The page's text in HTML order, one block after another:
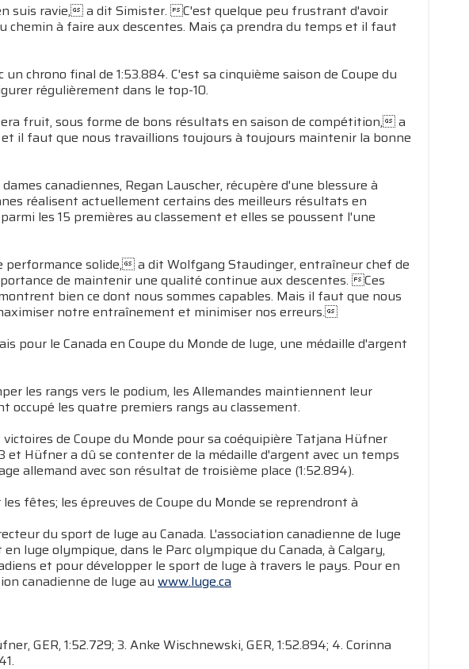
ravie, a dit Simister. C'est quelque peu frustrant d'avoir
à faire aux descentes. Mais ça prendra du temps et il faut
chrono final de 1:53.884. C'est sa cinquième saison de Coupe du
régulièrement dans le top-10.
fruit, sous forme de bons résultats en saison de compétition, a
il faut que nous travaillions toujours à toujours maintenir la bonne
canadiennes, Regan Lauscher, récupère d'une blessure à
réalisent actuellement certains des meilleurs résultats en
les 15 premières au classement et elles se poussent l'une
solide, a dit Wolfgang Staudinger, entraîneur chef de
de maintenir une qualité continue aux descentes. Ces
bien ce dont nous sommes capables. Mais il faut que nous
notre entraînement et minimiser nos erreurs.
pour le Canada en Coupe du Monde de luge, une médaille d'argent
les rangs vers le podium, les Allemandes maintiennent leur
occupé les quatre premiers rangs au classement.
de Coupe du Monde pour sa coéquipière Tatjana Hüfner
et Hüfner a dû se contenter de la médaille d'argent avec un temps
allemand avec son résultat de troisième place (1:52.894).
fêtes; les épreuves de Coupe du Monde se reprendront à
du sport de luge au Canada. L'association canadienne de luge
luge olympique, dans le Parc olympique du Canada, à Calgary,
et pour développer le sport de luge à travers le pays. Pour en
canadienne de luge au www.luge.ca
GER, 1:52.729; 3. Anke Wischnewski, GER, 1:52.894; 4. Corinna